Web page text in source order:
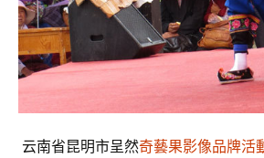
云南省昆明市呈然奇藝果影像品牌活